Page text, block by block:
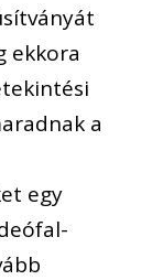
ekkora
a
egy